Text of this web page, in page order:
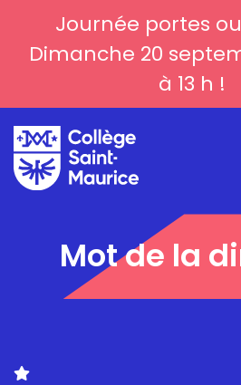
Mot de la
Journée portes
Dimanche 20
à 13 h !